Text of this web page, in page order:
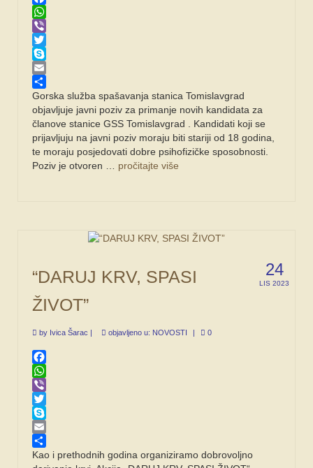
Facebook
WhatsApp
Viber
Twitter
Skype
Email
Share
Gorska služba spašavanja stanica Tomislavgrad
objavljuje javni poziv za primanje novih kandidata za
članove stanice GSS Tomislavgrad . Kandidati koji se
prijavljuju na javni poziv moraju biti stariji od 18 godina,
te moraju posjedovati dobre psihofizičke sposobnosti.
Poziv je otvoren … pročitajte više
24
LIS 2023
“DARUJ KRV, SPASI
ŽIVOT”
by Ivica Šarac | objavljeno u: NOVOSTI | 0
Facebook
WhatsApp
Viber
Twitter
Skype
Email
Share
Kao i prethodnih godina organiziramo dobrovoljno